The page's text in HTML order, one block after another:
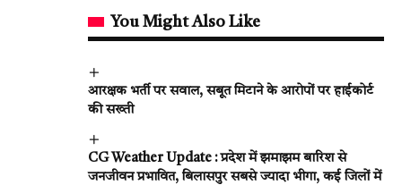
You Might Also Like
आरक्षक भर्ती पर सवाल, सबूत मिटाने के आरोपों पर हाईकोर्ट
की सख्ती
CG Weather Update : प्रदेश में झमाझम बारिश से
जनजीवन प्रभावित, बिलासपुर सबसे ज्यादा भीगा, कई जिलों में